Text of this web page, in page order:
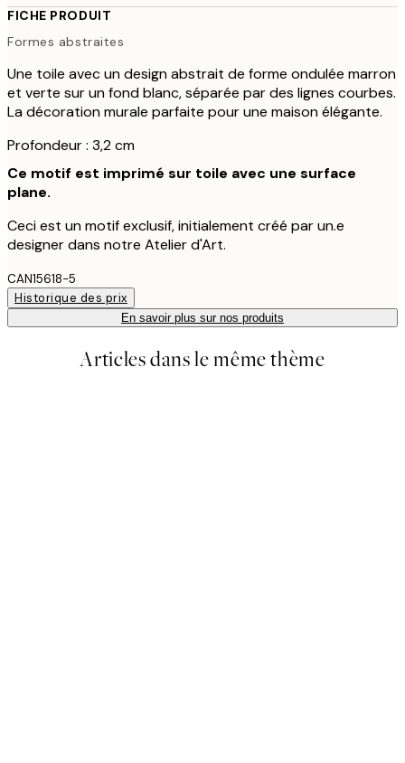
FICHE PRODUIT
Formes abstraites
Une toile avec un design abstrait de forme ondulée marron
et verte sur un fond blanc, séparée par des lignes courbes.
La décoration murale parfaite pour une maison élégante.
Profondeur : 3,2 cm
Ce motif est imprimé sur toile avec une surface
plane.
Ceci est un motif exclusif, initialement créé par un.e
designer dans notre Atelier d'Art.
CAN15618-5
Historique des prix
En savoir plus sur nos produits
Articles dans le même thème